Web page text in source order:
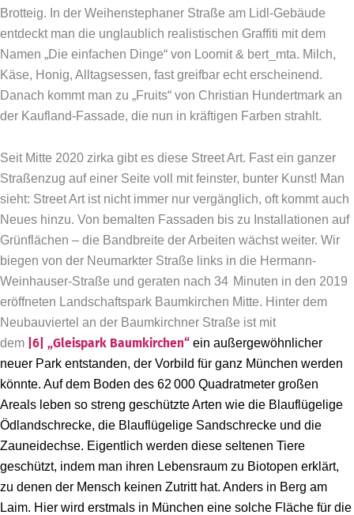
Brotteig. In der Weihenstephaner Straße am Lidl-Gebäude
entdeckt man die unglaublich realistischen Graffiti mit dem
Namen „Die einfachen Dinge“ von Loomit & bert_mta. Milch,
Käse, Honig, Alltagsessen, fast greifbar echt erscheinend.
Danach kommt man zu „Fruits“ von Christian Hundertmark an
der Kaufland-Fassade, die nun in kräftigen Farben strahlt.
Seit Mitte 2020 zirka gibt es diese Street Art. Fast ein ganzer
Straßenzug auf einer Seite voll mit feinster, bunter Kunst! Man
sieht: Street Art ist nicht immer nur vergänglich, oft kommt auch
Neues hinzu. Von bemalten Fassaden bis zu Installationen auf
Grünflächen – die Bandbreite der Arbeiten wächst weiter. Wir
biegen von der Neumarkter Straße links in die Hermann-
Weinhauser-Straße und geraten nach 34 Minuten in den 2019
eröffneten Landschaftspark Baumkirchen Mitte. Hinter dem
Neubauviertel an der ­Baumkirch­ner Straße ist mit
dem |6| „Gleispark Baumkirchen“ ein außergewöhnlicher
neuer Park entstanden, der Vorbild für ganz München werden
könnte. Auf dem Boden des 62 000 Quadratmeter großen
Areals leben so streng geschützte Arten wie die Blauflügelige
Ödlandschrecke, die Blauflügelige Sandschrecke und die
Zauneidechse. Eigentlich werden diese seltenen Tiere
geschützt, indem man ihren Lebensraum zu Biotopen erklärt,
zu denen der Mensch keinen Zutritt hat. Anders in Berg am
Laim. Hier wird erstmals in München eine solche Fläche für die